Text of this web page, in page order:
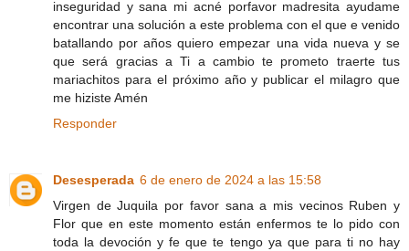
inseguridad y sana mi acné porfavor madresita ayudame
encontrar una solución a este problema con el que e venido
batallando por años quiero empezar una vida nueva y se
que será gracias a Ti a cambio te prometo traerte tus
mariachitos para el próximo año y publicar el milagro que
me hiziste Amén
Responder
Desesperada 6 de enero de 2024 a las 15:58
Virgen de Juquila por favor sana a mis vecinos Ruben y
Flor que en este momento están enfermos te lo pido con
toda la devoción y fe que te tengo ya que para ti no hay